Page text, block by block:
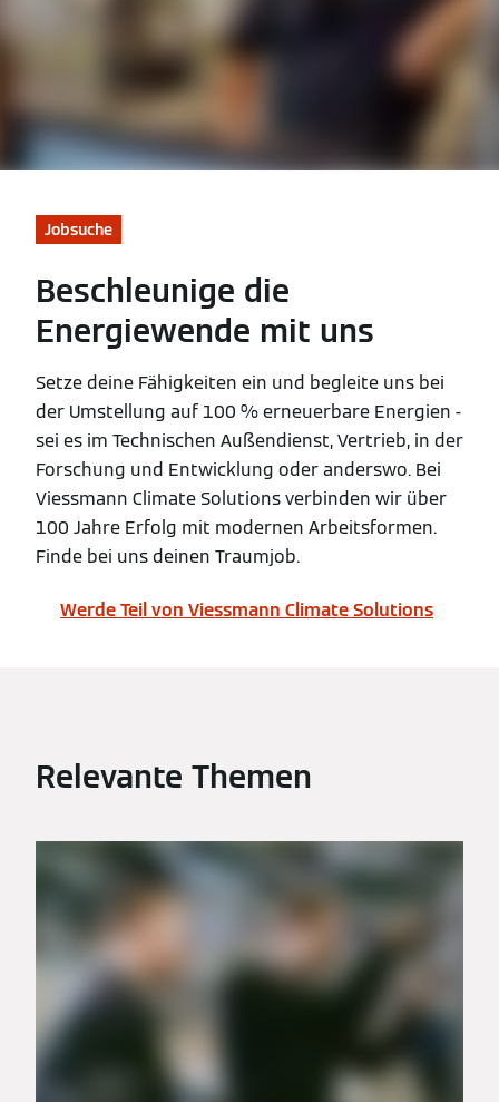
Jobsuche
Beschleunige die
Energiewende mit uns
Setze deine Fähigkeiten ein und begleite uns bei
der Umstellung auf 100 % erneuerbare Energien -
sei es im Technischen Außendienst, Vertrieb, in der
Forschung und Entwicklung oder anderswo. Bei
Viessmann Climate Solutions verbinden wir über
100 Jahre Erfolg mit modernen Arbeitsformen.
Finde bei uns deinen Traumjob.
Werde Teil von Viessmann Climate Solutions
Relevante Themen